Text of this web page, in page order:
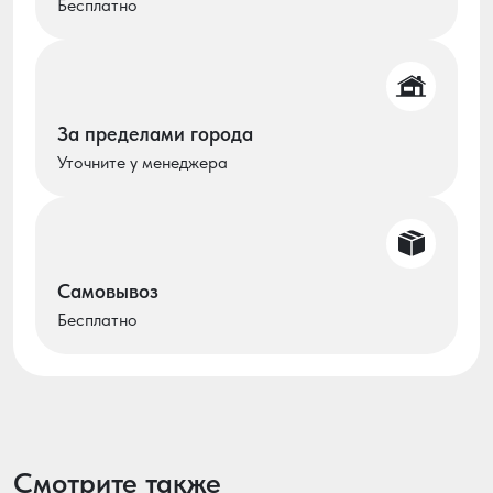
Бесплатно
За пределами города
Уточните у менеджера
Самовывоз
Бесплатно
Смотрите также